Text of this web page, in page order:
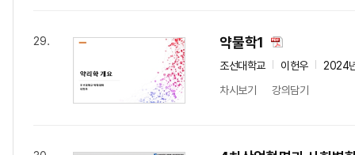
29. 약물학1
조선대학교 이헌우
2024
차시보기
강의담기